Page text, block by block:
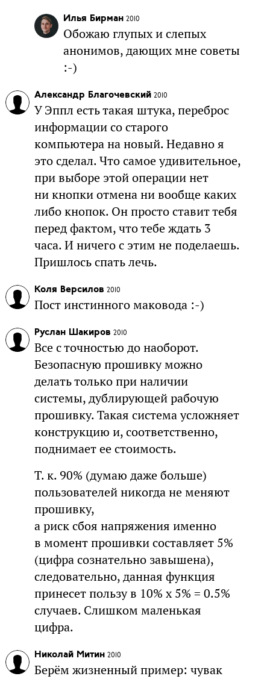
Илья Бирман 2010
Обожаю глупых и слепых
анонимов, дающих мне советы
:-)
Александр Благочевский 2010
У Эппл есть такая штука, переброс
информации со старого
компьютера на новый. Недавно я
это сделал. Что самое удивительное,
при выборе этой операции нет
ни кнопки отмена ни вообще каких
либо кнопок. Он просто ставит тебя
перед фактом, что тебе ждать 3
часа. И ничего с этим не поделаешь.
Пришлось спать лечь.
Коля Версилов 2010
Пост инстинного маковода :-)
Руслан Шакиров 2010
Все с точностью до наоборот.
Безопасную прошивку можно
делать только при наличии
системы, дублирующей рабочую
прошивку. Такая система усложняет
конструкцию и, соответственно,
поднимает ее стоимость.
Т. к. 90% (думаю даже больше)
пользователей никогда не меняют
прошивку,
а риск сбоя напряжения именно
в момент прошивки составляет 5%
(цифра сознательно завышена),
следовательно, данная функция
принесет пользу в 10% х 5% = 0.5%
случаев. Слишком маленькая
цифра.
Николай Митин 2010
Берём жизненный пример: чувак